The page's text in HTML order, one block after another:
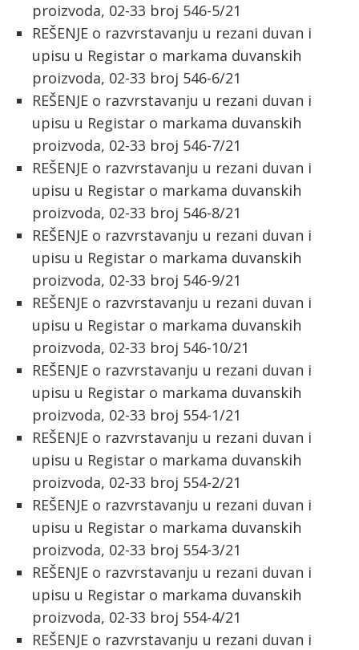
proizvoda, 02-33 broj 546-5/21
REŠENJE o razvrstavanju u rezani duvan i
upisu u Registar o markama duvanskih
proizvoda, 02-33 broj 546-6/21
REŠENJE o razvrstavanju u rezani duvan i
upisu u Registar o markama duvanskih
proizvoda, 02-33 broj 546-7/21
REŠENJE o razvrstavanju u rezani duvan i
upisu u Registar o markama duvanskih
proizvoda, 02-33 broj 546-8/21
REŠENJE o razvrstavanju u rezani duvan i
upisu u Registar o markama duvanskih
proizvoda, 02-33 broj 546-9/21
REŠENJE o razvrstavanju u rezani duvan i
upisu u Registar o markama duvanskih
proizvoda, 02-33 broj 546-10/21
REŠENJE o razvrstavanju u rezani duvan i
upisu u Registar o markama duvanskih
proizvoda, 02-33 broj 554-1/21
REŠENJE o razvrstavanju u rezani duvan i
upisu u Registar o markama duvanskih
proizvoda, 02-33 broj 554-2/21
REŠENJE o razvrstavanju u rezani duvan i
upisu u Registar o markama duvanskih
proizvoda, 02-33 broj 554-3/21
REŠENJE o razvrstavanju u rezani duvan i
upisu u Registar o markama duvanskih
proizvoda, 02-33 broj 554-4/21
REŠENJE o razvrstavanju u rezani duvan i